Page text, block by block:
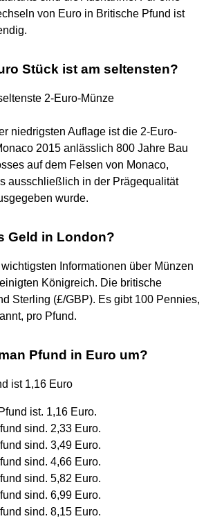
von Euro in Britische Pfund ist
Stück ist am seltensten?
2-Euro-Münze
niedrigsten Auflage ist die 2-Euro-
2015 anlässlich 800 Jahre Bau
auf dem Felsen von Monaco,
ausschließlich in der Prägequalität
wurde.
Geld in London?
Informationen über Münzen
Königreich. Die britische
Sterling (£/GBP). Es gibt 100 Pennies,
pro Pfund.
Pfund in Euro um?
ist 1,16 Euro
ist. 1,16 Euro.
sind. 2,33 Euro.
sind. 3,49 Euro.
sind. 4,66 Euro.
sind. 5,82 Euro.
sind. 6,99 Euro.
sind. 8,15 Euro.